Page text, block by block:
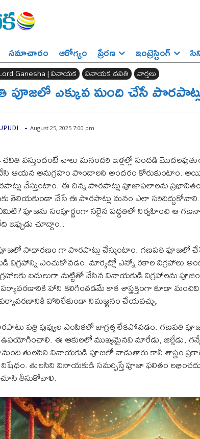
సమాచారం ఆరోగ్యం ప్రేర‌ణ‌ ఇంట్రెస్టింగ్‌
Ganesha | వినాయక వినాయక చవితి వార్తలు
పూజలో ఎక్కువ మంది చేసే
- August 25, 2025 7:00 pm
వస్తుందంటే చాలు మనందరి ఇళ్లల్లో సందడి
ఆయన అనుగ్రహం పొందాలని అందరం కోరుకుంటాం.
చేస్తుంటాం. ఈ చిన్న పొరపాట్లు పూజాఫలాలను
తెలియకుండా చేసే ఈ పొరపాట్లు మనం ఎలా
ఏమిటి? పూజను సంపూర్ణంగా సరైన పద్ధతిలో నిర్వహించి ఆ
చూద్దాం..
సాధారణం గా పొరపాట్లు చేస్తుంటాం. గణపతి
విగ్రహాన్ని ఎంచుకోవడం. మార్కెట్లో ఎన్నో రకాల విగ్రహాలు
బదులుగా మట్టితో చేసిన వినాయకుడి విగ్రహాలను
పర్యావరణానికి హాని కలిగించడమే కాక శాస్త్రక్తంగా కూడా
హానిలేకుండా నిమజ్జనం చేయవచ్చు.
పత్రి పువ్వుల ఎంపికలో జాగ్రత్త లేకపోవడం. గణపతి
ఉపయోగించాలి. ఈ ఆకులలో ముఖ్యమైనవి మారేడు, జిల్లేడు,
తులసిని వినాయకుడి పూజలో వాడుతారు కానీ శాస్త్రం
తులసిని వినాయకుడి సమర్పిస్తే పూజా ఫలితం లభించదు.
చూసి తీసుకోవాలి.